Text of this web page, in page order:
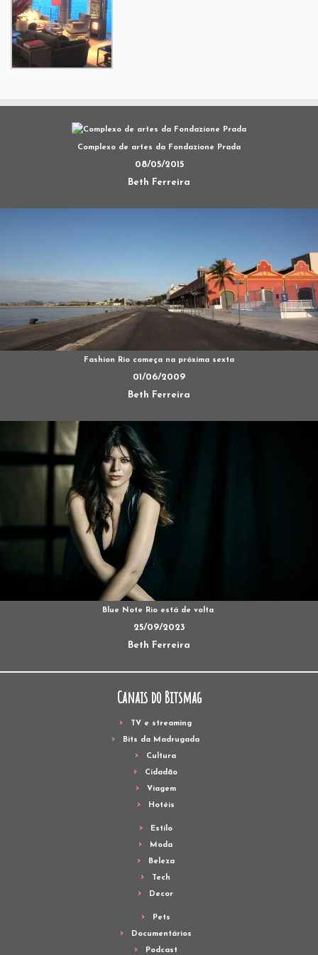
Complexo de artes da Fondazione Prada
08/05/2015
Beth Ferreira
Fashion Rio começa na próxima sexta
01/06/2009
Beth Ferreira
Blue Note Rio está de volta
25/09/2023
Beth Ferreira
Canais do Bitsmag
TV e streaming
Bits da Madrugada
Cultura
Cidadão
Viagem
Hotéis
Estilo
Moda
Beleza
Tech
Decor
Pets
Documentários
Podcast